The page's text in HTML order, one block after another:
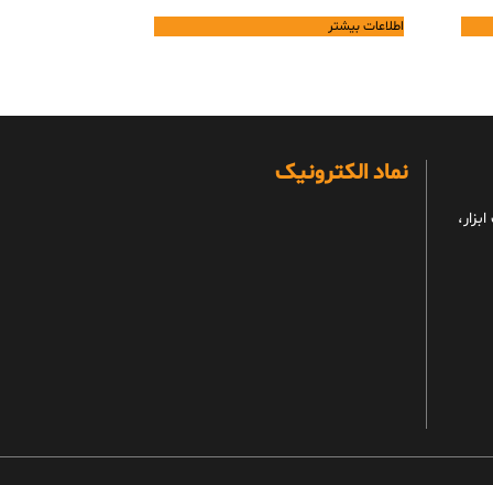
اطلاعات بیشتر
نماد الکترونیک